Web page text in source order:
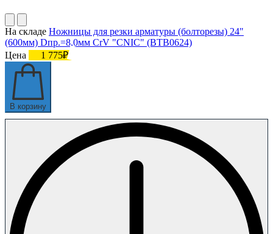
На складе Ножницы для резки арматуры (болторезы) 24"
(600мм) Dпр.=8,0мм CrV "CNIC" (BТB0624)
Цена
1 775₽
В корзину